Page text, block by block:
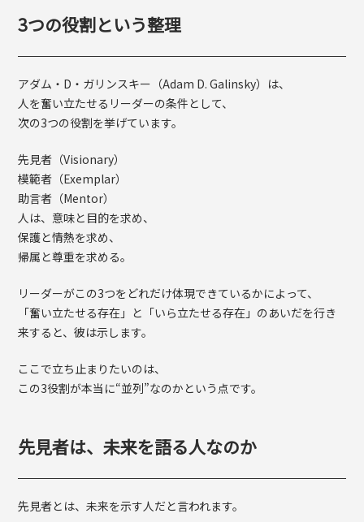
3つの役割という整理
アダム・D・ガリンスキー（Adam D. Galinsky）は、
人を奮い立たせるリーダーの条件として、
次の3つの役割を挙げています。
先見者（Visionary）
模範者（Exemplar）
助言者（Mentor）
人は、意味と目的を求め、
保護と情熱を求め、
帰属と尊重を求める。
リーダーがこの3つをどれだけ体現できているかによって、
「奮い立たせる存在」と「いら立たせる存在」のあいだを行き
来すると、彼は示します。
ここで立ち止まりたいのは、
この3役割が本当に“並列”なのかという点です。
先見者は、未来を語る人なのか
先見者とは、未来を示す人だと言われます。